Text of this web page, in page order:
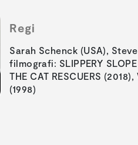
Regi
Sarah Schenck (USA),
filmografi: SLIPPERY
THE CAT RESCUERS
(1998)